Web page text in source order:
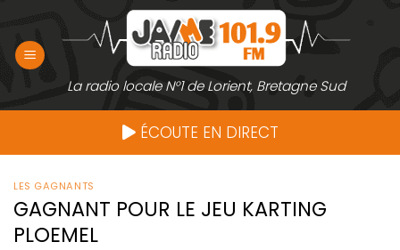
contenu
La radio locale N°1 de Lorient, Bretagne Sud
ÉCOUTE EN DIRECT
LES GAGNANTS
GAGNANT POUR LE JEU KARTING
PLOEMEL